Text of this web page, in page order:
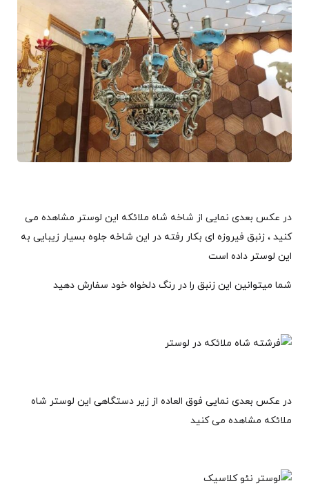
در عکس بعدی نمایی از شاخه شاه ملائکه این لوستر مشاهده می
کنید ، زنبق فیروزه ای بکار رفته در این شاخه جلوه بسیار زیبایی به
این لوستر داده است
شما میتوانین این زنبق را در رنگ دلخواه خود سفارش دهید
در عکس بعدی نمایی فوق العاده از زیر دستگاهی این لوستر شاه
ملائکه مشاهده می کنید